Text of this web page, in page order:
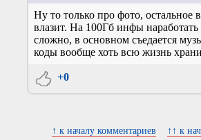
Ну то только про фото, остальное
влазит. На 100Гб инфы
сложно, в основном съедается
коды вообще хоть всю жизнь
+0
↑ к началу комментариев ↑↑ к